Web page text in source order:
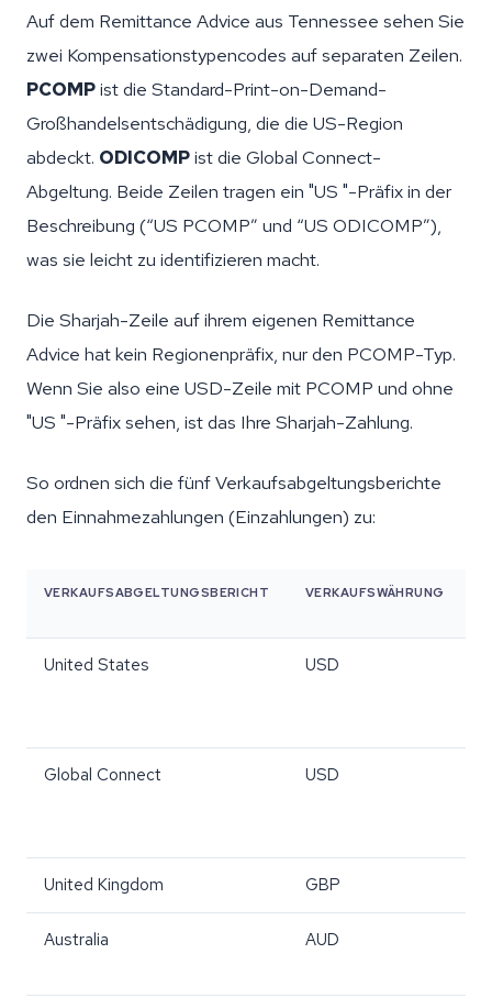
Auf dem Remittance Advice aus Tennessee sehen Sie
zwei Kompensationstypencodes auf separaten Zeilen.
PCOMPist die Standard-Print-on-Demand-
Großhandelsentschädigung, die die US-Region
abdeckt. ODICOMPist die Global Connect-
Abgeltung. Beide Zeilen tragen ein "US "-Präfix in der
Beschreibung (“US PCOMP” und “US ODICOMP”),
was sie leicht zu identifizieren macht.
Die Sharjah-Zeile auf ihrem eigenen Remittance
Advice hat kein Regionenpräfix, nur den PCOMP-Typ.
Wenn Sie also eine USD-Zeile mit PCOMP und ohne
"US "-Präfix sehen, ist das Ihre Sharjah-Zahlung.
So ordnen sich die fünf Verkaufsabgeltungsberichte
den Einnahmezahlungen (Einzahlungen) zu:
VERKAUFSABGELTUNGSBERICHT VERKAUFSWÄHRUNG
United States USD
Global Connect USD
United Kingdom GBP
Australia AUD